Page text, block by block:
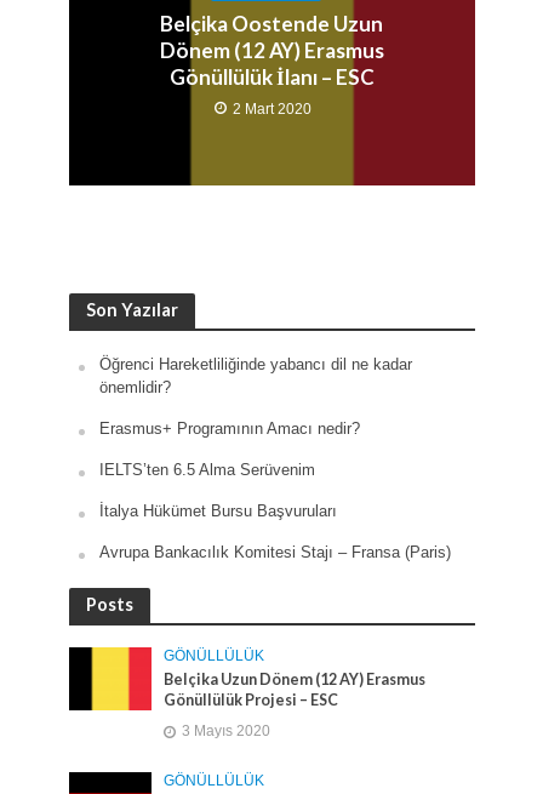
Belçika Oostende Uzun
Dönem (12 AY) Erasmus
Gönüllülük İlanı – ESC
2 Mart 2020
Son Yazılar
Öğrenci Hareketliliğinde yabancı dil ne kadar
önemlidir?
Erasmus+ Programının Amacı nedir?
IELTS’ten 6.5 Alma Serüvenim
İtalya Hükümet Bursu Başvuruları
Avrupa Bankacılık Komitesi Stajı – Fransa (Paris)
Posts
GÖNÜLLÜLÜK
Belçika Uzun Dönem (12 AY) Erasmus
Gönüllülük Projesi – ESC
3 Mayıs 2020
GÖNÜLLÜLÜK